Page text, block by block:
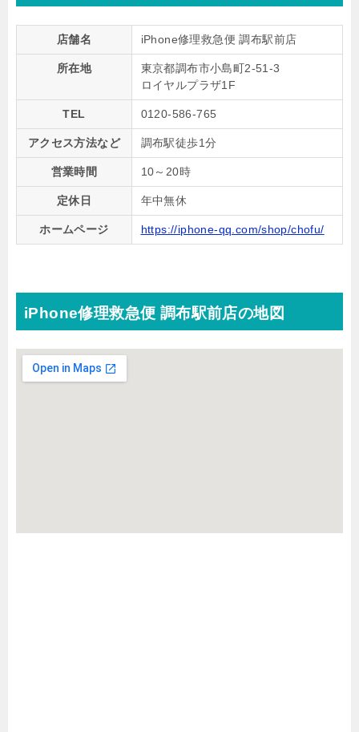
店舗名 iPhone修理救急便 調布駅前店
所在地
東京都調布市小島町2-51-3
ロイヤルプラザ1F
TEL 0120-586-765
アクセス方法など 調布駅徒歩1分
営業時間 10～20時
定休日 年中無休
ホームページ https://iphone-qq.com/shop/chofu/
iPhone修理救急便 調布駅前店の地図